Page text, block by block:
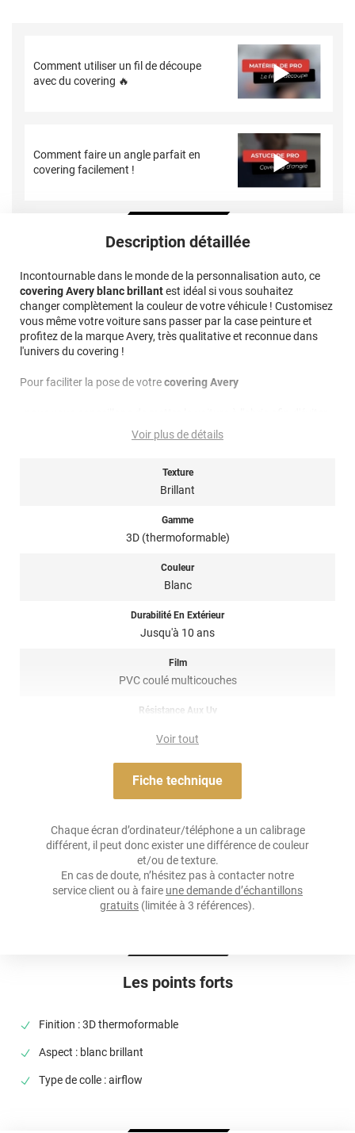
Comment utiliser un fil de découpe
avec du covering 🔥
Comment faire un angle parfait en
covering facilement !
Les points forts
Finition : 3D thermoformable
Aspect : blanc brillant
Type de colle : airflow
Description détaillée
Incontournable dans le monde de la personnalisation auto, ce
covering Avery blanc brillantest idéal si vous souhaitez
changer complètement la couleur de votre véhicule ! Customisez
vous même votre voiture sans passer par la case peinture et
profitez de la marque Avery, très qualitative et reconnue dans
l'univers du covering !
Pour faciliter la pose de votrecovering Avery
les poussières mais aussi que la carrosserie soit trop froide.
Idéalement il faudrait poser le covering à une température
Nettoyage : les produits utilisés pour le nettoyage et l'entretien
idéalement équilibré c'est à dire ni trop acide, ni trop alcalin
(niveau de pH entre 5 et 9), sans alcool, ni acides, ni
film de coveringdispose d’une finition 3D, c’est-à-
dire qu’il est thermoformable. Il est donc sensible à la chaleur
(décapeur thermique ou sèche-cheveux), il est conseillé dans la
courbées ! Il est donc privilégié pour untotal covering
Voir plus de détails
Texture
Brillant
Gamme
3D (thermoformable)
Couleur
Blanc
Durabilité En Extérieur
Jusqu'à 10 ans
Film
PVC coulé multicouches
Résistance Aux Uv
Acrylique solvant, sensible à la pression, repositionnable
Épaisseur
100 µ
Température D'application
Voir tout
Fiche technique
Chaque écran d’ordinateur/téléphone a un calibrage
différent, il peut donc exister une différence de couleur
et/ou de texture.
En cas de doute, n’hésitez pas à contacter notre
service client ou à faire une demande d’échantillons
gratuits (limitée à 3 références).